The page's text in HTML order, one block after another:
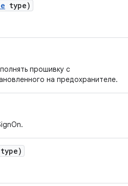
type)
прошивку с
на предохранителе.
type)